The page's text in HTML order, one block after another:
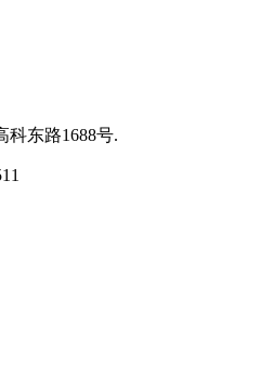
科东路1688号.